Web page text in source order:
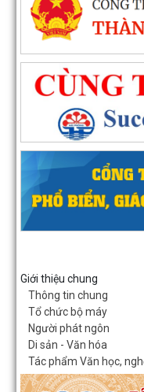
Giới thiệu chung
Thông tin chung
Tổ chức bộ máy
Người phát ngôn
Di sản - Văn hóa
Tác phẩm Văn học,
Phường Hồng Bàng
nền tảng tư tưởng của
Trường Tiểu học Đinh
kỹ năng phòng chống
Phường Hồng Bàng
cơ sở kinh doanh dịch vụ